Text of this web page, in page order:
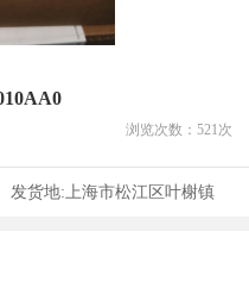
浏览次数： 521次
发货地: 上海市松江区叶榭镇